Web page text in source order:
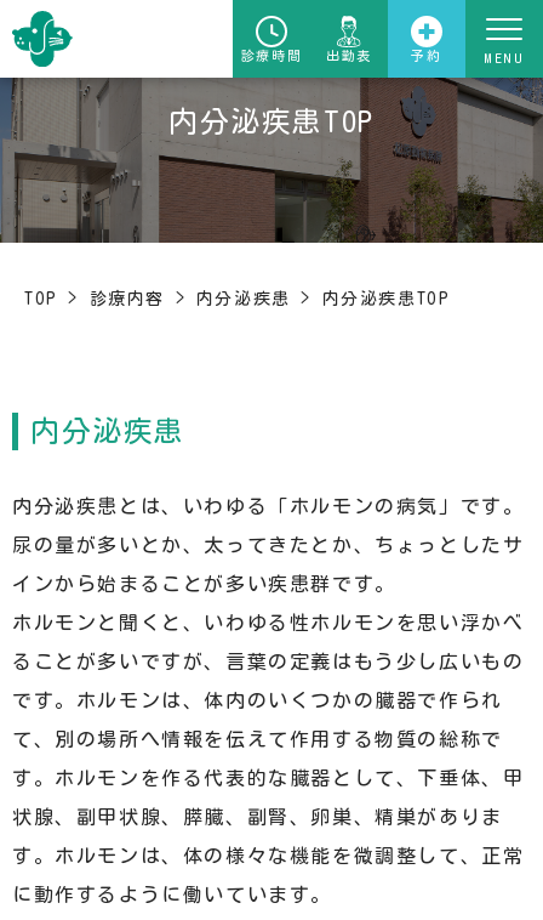
診療時間 出勤表 予約
内分泌疾患TOP
TOP > 診療内容 > 内分泌疾患 > 内分泌疾患TOP
内分泌疾患
内分泌疾患とは、いわゆる「ホルモンの病気」です。
尿の量が多いとか、太ってきたとか、ちょっとしたサ
インから始まることが多い疾患群です。
ホルモンと聞くと、いわゆる性ホルモンを思い浮かべ
ることが多いですが、言葉の定義はもう少し広いもの
です。ホルモンは、体内のいくつかの臓器で作られ
て、別の場所へ情報を伝えて作用する物質の総称で
す。ホルモンを作る代表的な臓器として、下垂体、甲
状腺、副甲状腺、膵臓、副腎、卵巣、精巣がありま
す。ホルモンは、体の様々な機能を微調整して、正常
に動作するように働いています。